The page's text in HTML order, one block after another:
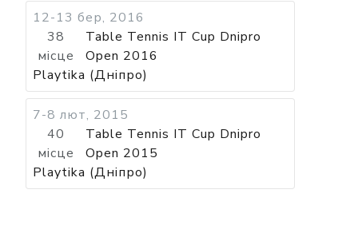
12-13 бер, 2016
38
місце
Table Tennis IT Cup Dnipro
Open 2016
Playtika (Дніпро)
7-8 лют, 2015
40
місце
Table Tennis IT Cup Dnipro
Open 2015
Playtika (Дніпро)